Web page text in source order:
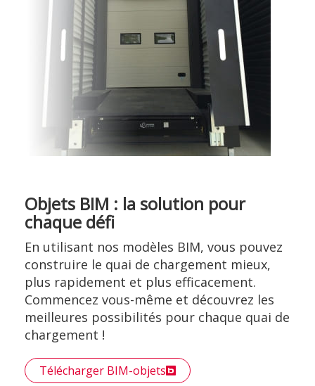
Objets BIM : la solution pour
chaque défi
En utilisant nos modèles BIM, vous pouvez
construire le quai de chargement mieux,
plus rapidement et plus efficacement.
Commencez vous-même et découvrez les
meilleures possibilités pour chaque quai de
chargement !
Télécharger BIM-objets